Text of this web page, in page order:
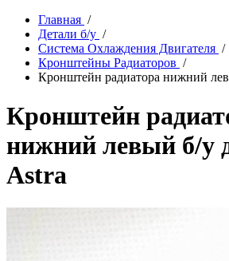
Главная /
Детали б/у /
Система Охлаждения Двигателя /
Кронштейны Радиаторов /
Кронштейн радиатора нижний
Кронштейн
нижний левый б/у
Astra